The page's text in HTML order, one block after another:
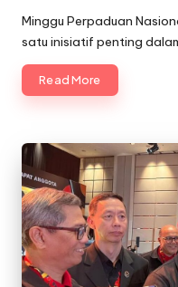
by
Minggu Perpaduan
satu inisiatif penting
Read More